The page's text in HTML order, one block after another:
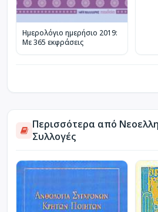
Ημερολόγιο ημερήσιο 2019:
Με 365 εκφράσεις
Περισσότερα από
Συλλογές